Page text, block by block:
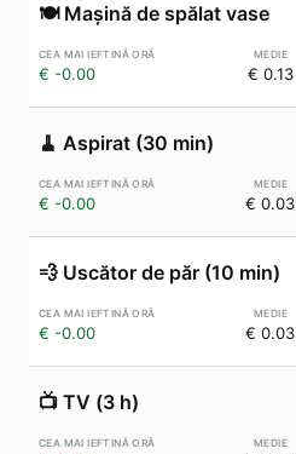
🍽️ Mașină de spălat vase
€ -0.00 € 0.13
🧹 Aspirat (30 min)
€ -0.00 € 0.03
💨 Uscător de păr (10 min)
€ -0.00 € 0.03
📺 TV (3 h)